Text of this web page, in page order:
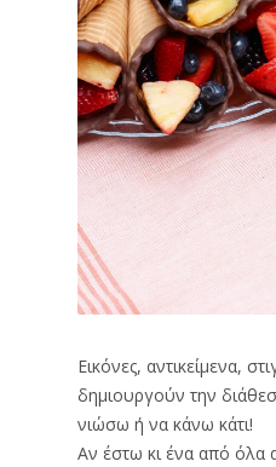
Εικόνες, αντικείμενα,
δημιουργούν την
νιώσω ή να κάνω κάτι!
Αν έστω κι ένα από όλα